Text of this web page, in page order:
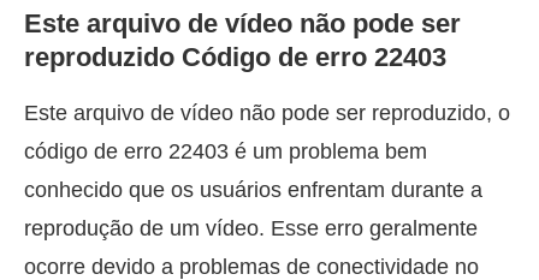
Este arquivo de vídeo não pode ser
reproduzido Código de erro 22403
Este arquivo de vídeo não pode ser reproduzido, o
código de erro 22403 é um problema bem
conhecido que os usuários enfrentam durante a
reprodução de um vídeo. Esse erro geralmente
ocorre devido a problemas de conectividade no